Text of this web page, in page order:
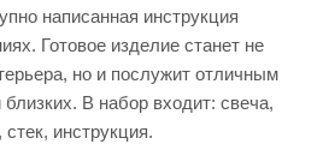
написанная инструкция
Готовое изделие станет не
но и послужит отличным
В набор входит: свеча,
инструкция.